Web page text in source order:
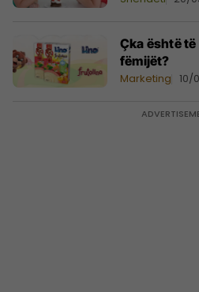
Çka është
fëmijët?
Marketing 10/